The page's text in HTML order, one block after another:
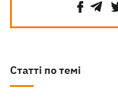
Статті по темі